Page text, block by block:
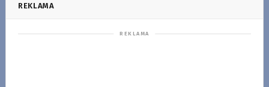
REKLAMA